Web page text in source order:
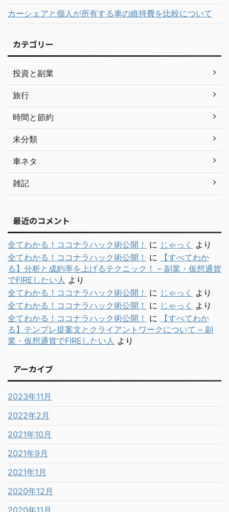
カーシェアと個人が所有する車の維持費を比較について
カテゴリー
投資と副業
旅行
時間と節約
未分類
車ネタ
雑記
最近のコメント
全てわかる！ココナラハック術公開！ に じゃっく
より
全てわかる！ココナラハック術公開！
に
【すべてわか
る】分析と成約率を上げるテクニック！ – 副業・仮想通貨
でFIREしたい人 より
全てわかる！ココナラハック術公開！
に じゃっく
より
全てわかる！ココナラハック術公開！
に じゃっく
より
全てわかる！ココナラハック術公開！
に
【すべてわか
る】テンプレ提案文とクライアントワークについて – 副
業・仮想通貨でFIREしたい人 より
アーカイブ
2023年11月
2022年2月
2021年10月
2021年9月
2021年1月
2020年12月
2020年11月